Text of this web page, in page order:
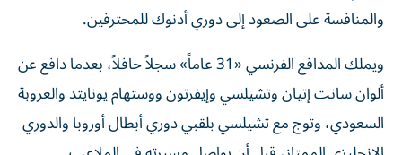
والمنافسة على الصعود إلى دوري أدنوك للمحترفين.
ويملك المدافع الفرنسي «31 عاماً» سجلاً حافلاً، بعدما دافع عن
ألوان سانت إتيان وتشيلسي وإيفرتون ووستهام يونايتد والعروبة
السعودي، وتوج مع تشيلسي بلقبي دوري أبطال أوروبا والدوري